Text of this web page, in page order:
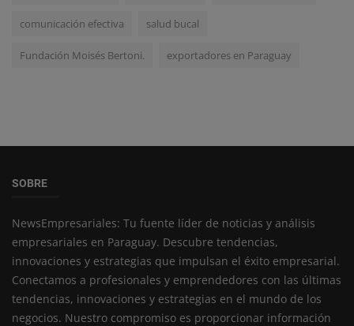
comunicación efectiva salud bucal
Fundación Moisés Bertoni. exportadores en Paraguay
SOBRE
NewsEmpresariales: Tu fuente líder de noticias y análisis
empresariales en Paraguay. Descubre tendencias,
innovaciones y estrategias que impulsan el éxito empresarial.
Conectamos a profesionales y emprendedores con las últimas
tendencias, innovaciones y estrategias en el mundo de los
negocios. Nuestro compromiso es proporcionar información